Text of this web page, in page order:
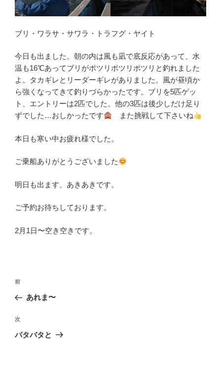
ブリ・ワラサ・サワラ・トラフグ・ヤイト
今日も出ました。朝の内は風も凪で底反応があって、水
温も16℃あってブリがポツリポツリポツリと釣れました
よ。タカギレとリーダーギレがありました。風が昼頃か
ら強くなってきて釣りづらかったです。ブリを5匹ゲッ
ト、エントリーは2匹でした。他の3匹は後少しだけ足り
ずでした…おしかったです
また挑戦して下さいね
本日も寒い中お疲れ様でした。
ご乗船ありがとうございました
明日も出ます、あきあきです。
ご予約お待ちしております。
2月1日〜空き空きです。
投
ナ
ビ
ゲ
前
の
稿
前
あれま〜
次
の
次
バタバタと